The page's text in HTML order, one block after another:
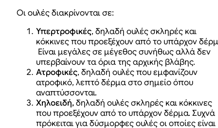
Οι ουλές διακρίνονται σε:
Υπερτροφικές, δηλαδή ουλές σκληρές και
κόκκινες που προεξέχουν από το υπάρχον
Είναι μεγάλες σε μέγεθος συνήθως αλλά δεν
υπερβαίνουν τα όρια της αρχικής βλάβης.
Ατροφικές, δηλαδή ουλές που εμφανίζουν
ατροφικό, λεπτό δέρμα στο σημείο όπου
αναπτύσσονται.
Χηλοειδή,δηλαδή ουλές σκληρές και κόκκινες
που προεξέχουν από το υπάρχον δέρμα. Συχνά
πρόκειται για δύσμορφες ουλές οι οποίες είναι